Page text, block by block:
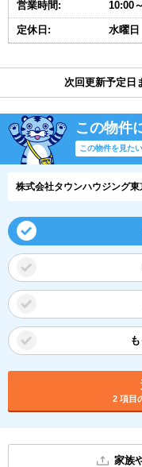
営業時間: 10:00
定休日: 水曜日
次回更新予定日
この物件
この物件を見た
株式会社タウンハウジング東
2 項目
家族